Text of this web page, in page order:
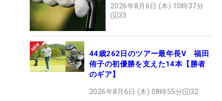
2026年8月6日 (木) 10時37分
33
44歳262日のツアー最年長V 福田
侑子の初優勝を支えた14本【勝者
のギア】
2026年8月6日 (木) 08時55分 32